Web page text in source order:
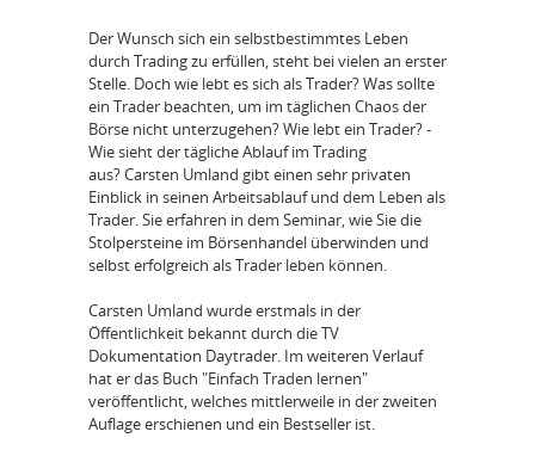
Der Wunsch sich ein selbstbestimmtes Leben
durch Trading zu erfüllen, steht bei vielen an erster
Stelle. Doch wie lebt es sich als Trader? Was sollte
ein Trader beachten, um im täglichen Chaos der
Börse nicht unterzugehen? Wie lebt ein Trader? -
Wie sieht der tägliche Ablauf im Trading
aus? Carsten Umland gibt einen sehr privaten
Einblick in seinen Arbeitsablauf und dem Leben als
Trader. Sie erfahren in dem Seminar, wie Sie die
Stolpersteine im Börsenhandel überwinden und
selbst erfolgreich als Trader leben können.
Carsten Umland wurde erstmals in der
Öffentlichkeit bekannt durch die TV
Dokumentation Daytrader. Im weiteren Verlauf
hat er das Buch "Einfach Traden lernen"
veröffentlicht, welches mittlerweile in der zweiten
Auflage erschienen und ein Bestseller ist.